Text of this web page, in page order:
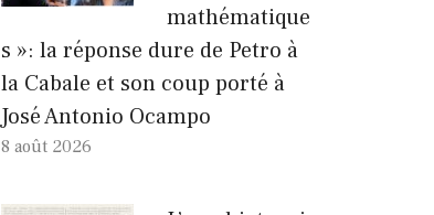
mathématique
s »: la réponse dure de Petro à
la Cabale et son coup porté à
José Antonio Ocampo
8 août 2026